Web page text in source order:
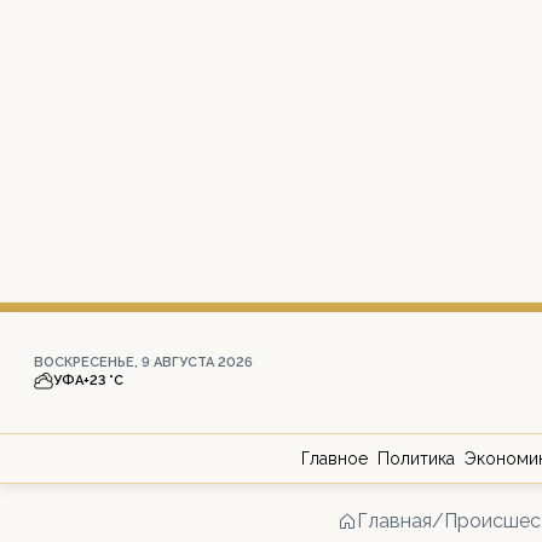
ВОСКРЕСЕНЬЕ, 9 АВГУСТА 2026
УФА+23 °С
Главное Политика
Главная/